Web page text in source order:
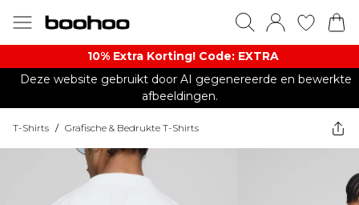
10% Extra Korting! Code: EXTRA​
Deze website gebruikt door AI gegenereerde en bewerkte
afbeeldingen.
T-Shirts / Grafische & Bedrukte T-Shirts